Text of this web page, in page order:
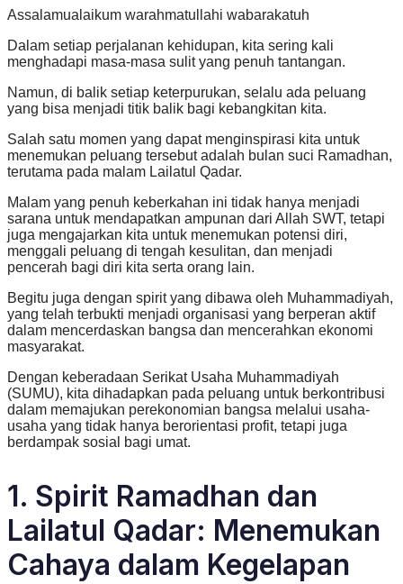
Assalamualaikum warahmatullahi wabarakatuh
Dalam setiap perjalanan kehidupan, kita sering kali
menghadapi masa-masa sulit yang penuh tantangan.
Namun, di balik setiap keterpurukan, selalu ada peluang
yang bisa menjadi titik balik bagi kebangkitan kita.
Salah satu momen yang dapat menginspirasi kita untuk
menemukan peluang tersebut adalah bulan suci Ramadhan,
terutama pada malam Lailatul Qadar.
Malam yang penuh keberkahan ini tidak hanya menjadi
sarana untuk mendapatkan ampunan dari Allah SWT, tetapi
juga mengajarkan kita untuk menemukan potensi diri,
menggali peluang di tengah kesulitan, dan menjadi
pencerah bagi diri kita serta orang lain.
Begitu juga dengan spirit yang dibawa oleh Muhammadiyah,
yang telah terbukti menjadi organisasi yang berperan aktif
dalam mencerdaskan bangsa dan mencerahkan ekonomi
masyarakat.
Dengan keberadaan Serikat Usaha Muhammadiyah
(SUMU), kita dihadapkan pada peluang untuk berkontribusi
dalam memajukan perekonomian bangsa melalui usaha-
usaha yang tidak hanya berorientasi profit, tetapi juga
berdampak sosial bagi umat.
1. Spirit Ramadhan dan
Lailatul Qadar: Menemukan
Cahaya dalam Kegelapan